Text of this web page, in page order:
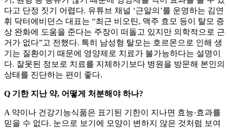
다고 단정 짓기 어렵다. 유튜브 채널 ‘근알의’를 운영하는 김연
휘 닥터에비던스 대표는 “최근 비오틴, 맥주 효모 등이 탈모 증
상 완화에 도움을 준다는 주장이 떠돌고 있지만 의학적으로 근
거가 없다”고 전했다. 특히 남성형 탈모는 호르몬으로 인해 생
기는 질환이기 때문에 영양제로 치료가 불가능하다는 설명이
다. 잘못된 정보로 치료를 지체하기보다 병원을 방문해 본인의
상태를 진단하는 편이 좋다.
Q 기한 지난 약, 어떻게 처분해야 하나?
A 약이나 건강기능식품은 표기된 기한이 지나면 효능·효과를
믿을 수 없다. 눈으로 보기에 모양이 변하지 않은 것처럼 보여